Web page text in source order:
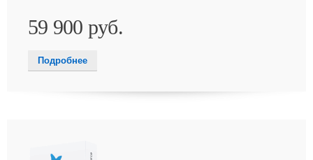
59 900 руб.
Подробнее